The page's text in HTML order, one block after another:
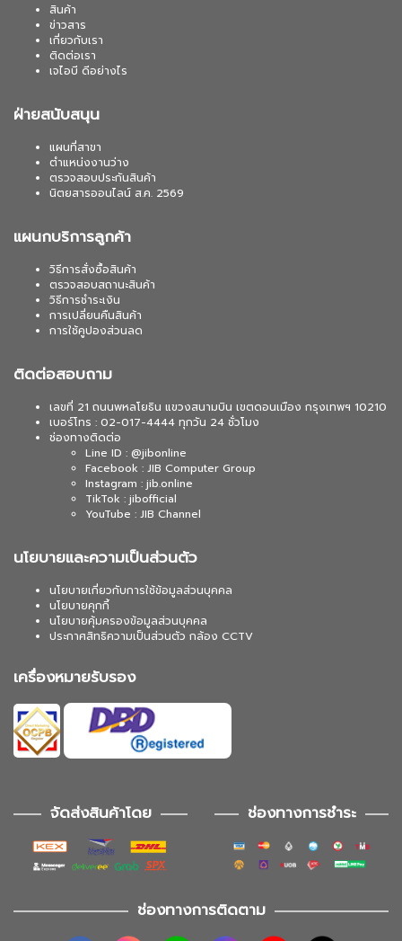
สินค้า
ข่าวสาร
เกี่ยวกับเรา
ติดต่อเรา
เจไอบี ดีอย่างไร
ฝ่ายสนับสนุน
แผนที่สาขา
ตำแหน่งงานว่าง
ตรวจสอบประกันสินค้า
นิตยสารออนไลน์ ส.ค. 2569
แผนกบริการลูกค้า
วิธีการสั่งซื้อสินค้า
ตรวจสอบสถานะสินค้า
วิธีการชำระเงิน
การเปลี่ยนคืนสินค้า
การใช้คูปองส่วนลด
ติดต่อสอบถาม
เลขที่ 21 ถนนพหลโยธิน แขวงสนามบิน เขตดอนเมือง กรุงเทพฯ 10210
เบอร์โทร : 02-017-4444 ทุกวัน 24 ชั่วโมง
ช่องทางติดต่อ
Line ID : @jibonline
Facebook : JIB Computer Group
Instagram : jib.online
TikTok : jibofficial
YouTube : JIB Channel
นโยบายและความเป็นส่วนตัว
นโยบายเกี่ยวกับการใช้ข้อมูลส่วนบุคคล
นโยบายคุกกี้
นโยบายคุ้มครองข้อมูลส่วนบุคคล
ประกาศสิทธิความเป็นส่วนตัว กล้อง CCTV
เครื่องหมายรับรอง
จัดส่งสินค้าโดย ช่องทางการชำระ
ช่องทางการติดตาม